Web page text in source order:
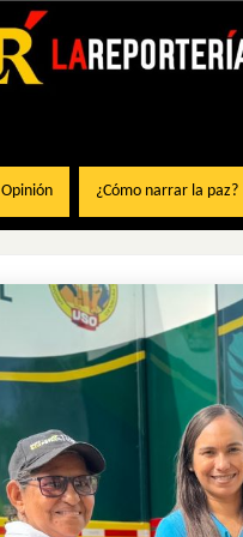
Opinión ¿Cómo narrar la paz?